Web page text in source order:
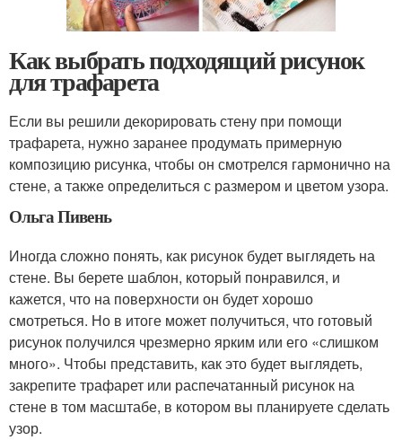
Как выбрать подходящий рисунок
для трафарета
Если вы решили декорировать стену при помощи
трафарета, нужно заранее продумать примерную
композицию рисунка, чтобы он смотрелся гармонично на
стене, а также определиться с размером и цветом узора.
Ольга Пивень
Иногда сложно понять, как рисунок будет выглядеть на
стене. Вы берете шаблон, который понравился, и
кажется, что на поверхности он будет хорошо
смотреться. Но в итоге может получиться, что готовый
рисунок получился чрезмерно ярким или его «слишком
много». Чтобы представить, как это будет выглядеть,
закрепите трафарет или распечатанный рисунок на
стене в том масштабе, в котором вы планируете сделать
узор.